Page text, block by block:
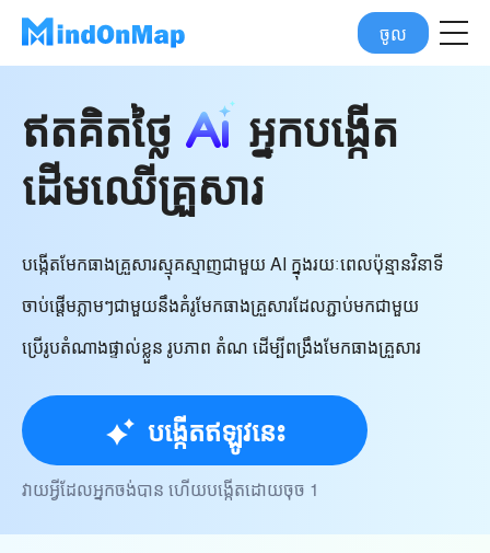
ចូល
ឥតគិតថ្លៃ
អ្នកបង្កើត
ដើមឈើគ្រួសារ
បង្កើតមែកធាងគ្រួសារស្មុគស្មាញជាមួយ AI ក្នុងរយៈពេលប៉ុន្មានវិនាទី
ចាប់ផ្តើមភ្លាមៗជាមួយនឹងគំរូមែកធាងគ្រួសារដែលភ្ជាប់មកជាមួយ
ប្រើរូបតំណាងផ្ទាល់ខ្លួន រូបភាព តំណ ដើម្បីពង្រឹងមែកធាងគ្រួសារ
បង្កើតឥឡូវនេះ
វាយអ្វីដែលអ្នកចង់បាន ហើយបង្កើតដោយចុច 1